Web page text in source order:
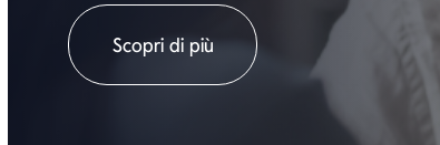
Scopri di piùSi apre in una nuova pagina